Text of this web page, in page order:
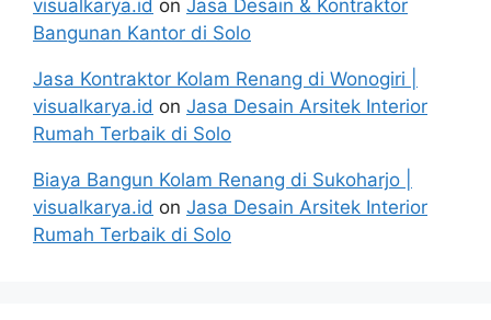
visualkarya.id on Jasa Desain & Kontraktor
Bangunan Kantor di Solo
Jasa Kontraktor Kolam Renang di Wonogiri |
visualkarya.id on Jasa Desain Arsitek Interior
Rumah Terbaik di Solo
Biaya Bangun Kolam Renang di Sukoharjo |
visualkarya.id on Jasa Desain Arsitek Interior
Rumah Terbaik di Solo